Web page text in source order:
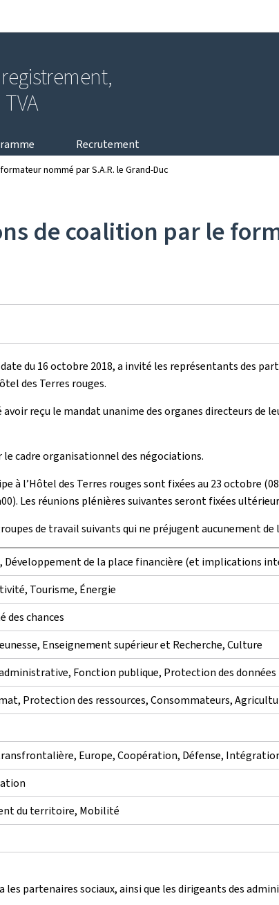
Recrutement
nommé par S.A.R. le Grand-Duc
de coalition par le
du 16 octobre 2018, a invité les représentants des
des Terres rouges.
reçu le mandat unanime des organes directeurs de
cadre organisationnel des négociations.
l’Hôtel des Terres rouges sont fixées au 23 octobre
Les réunions plénières suivantes seront fixées
de travail suivants qui ne préjugent aucunement
Développement de la place financière (et implications
Tourisme, Énergie
des chances
Enseignement supérieur et Recherche, Culture
Fonction publique, Protection des données
Protection des ressources, Consommateurs,
Europe, Coopération, Défense,
du territoire, Mobilité
partenaires sociaux, ainsi que les dirigeants des